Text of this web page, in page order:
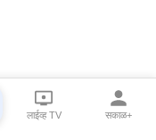
लाईव्ह TV सकाळ+